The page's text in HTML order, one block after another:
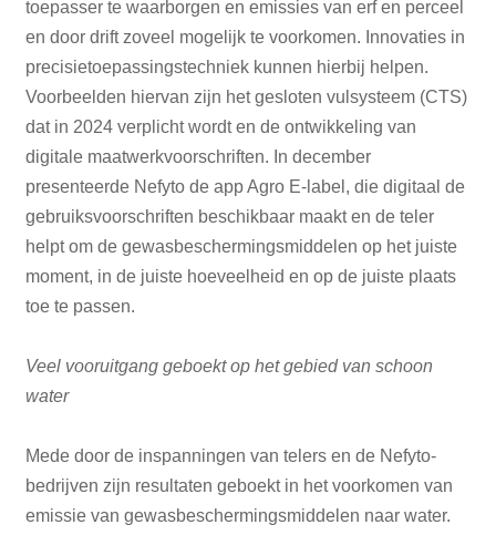
toepasser te waarborgen en emissies van erf en perceel
en door drift zoveel mogelijk te voorkomen. Innovaties in
precisietoepassingstechniek kunnen hierbij helpen.
Voorbeelden hiervan zijn het gesloten vulsysteem (CTS)
dat in 2024 verplicht wordt en de ontwikkeling van
digitale maatwerkvoorschriften. In december
presenteerde Nefyto de app Agro E-label, die digitaal de
gebruiksvoorschriften beschikbaar maakt en de teler
helpt om de gewasbeschermingsmiddelen op het juiste
moment, in de juiste hoeveelheid en op de juiste plaats
toe te passen.
Veel vooruitgang geboekt op het gebied van schoon
water
Mede door de inspanningen van telers en de Nefyto-
bedrijven zijn resultaten geboekt in het voorkomen van
emissie van gewasbeschermingsmiddelen naar water.